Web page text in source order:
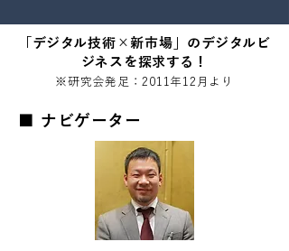
​「デジタル技術×新市場」のデジタルビ
ジネスを探求する！
※研究会発足：2011年12月より
■ ナビゲーター